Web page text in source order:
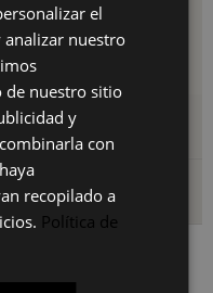
y sencillo montaje
SPANISH
ES
PT
el
nuestro
de nuestro sitio
y
con
recopilado a
Política de